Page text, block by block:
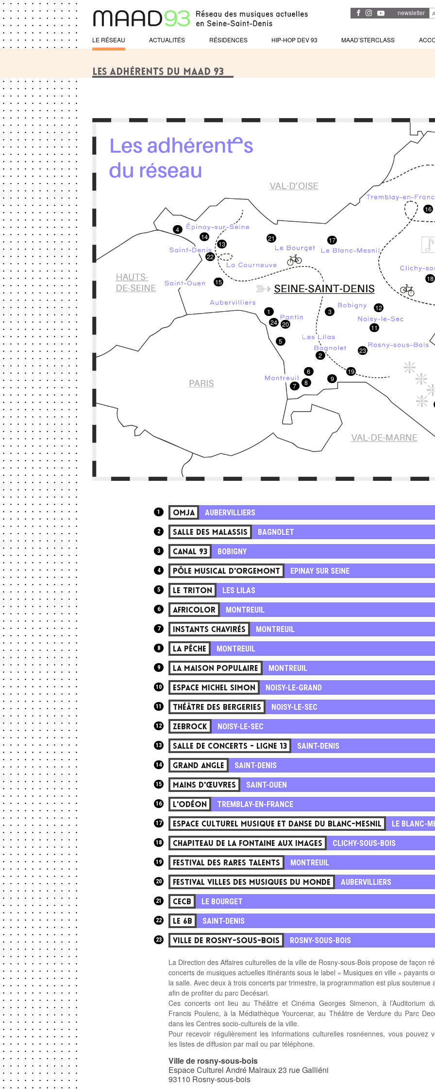
newsletter
LE RÉSEAU ACTUALITÉS RÉSIDENCES HIP-HOP DEV 93 MAAD’STERCLASS
LES ADHÉRENTS DU MAAD 93
1
2
3
4
5
6
7
8 9
11
12
13
14
15
16
17
18
19
20
21
22
23
24
1 OMJA AUBERVILLIERS
2 SALLE DES MALASSIS BAGNOLET
3 CANAL 93 BOBIGNY
4 PÔLE MUSICAL D'ORGEMONT EPINAY SUR SEINE
5 LE TRITON LES LILAS
6 AFRICOLOR MONTREUIL
7 INSTANTS CHAVIRÉS MONTREUIL
8 LA PÊCHE MONTREUIL
9 LA MAISON POPULAIRE MONTREUIL
10 ESPACE MICHEL SIMON NOISY-LE-GRAND
11 THÉÂTRE DES BERGERIES NOISY-LE-SEC
12 ZEBROCK NOISY-LE-SEC
13 SALLE DE CONCERTS - LIGNE 13 SAINT-DENIS
14 GRAND ANGLE SAINT-DENIS
15 MAINS D'ŒUVRES SAINT-OUEN
16 L'ODÉON TREMBLAY-EN-FRANCE
17 ESPACE CULTUREL MUSIQUE ET DANSE DU BLANC-MESNIL LE BLANC-
18 CHAPITEAU DE LA FONTAINE AUX IMAGES CLICHY-SOUS-BOIS
19 FESTIVAL DES RARES TALENTS MONTREUIL
20 FESTIVAL VILLES DES MUSIQUES DU MONDE AUBERVILLIERS
21 CECB LE BOURGET
22 LE 6B SAINT-DENIS
23 VILLE DE ROSNY-SOUS-BOIS ROSNY-SOUS-BOIS
La Direction des Affaires culturelles de la ville de Rosny-sous-Bois propose de façon
concerts de musiques actuelles itinérants sous le label « Musiques en ville » payants
la salle. Avec deux à trois concerts par trimestre, la programmation est plus soutenue
afin de profiter du parc Decésari.
Ces concerts ont lieu au Théâtre et Cinéma Georges Simenon, à l’Auditorium
Francis Poulenc, à la Médiathèque Yourcenar, au Théâtre de Verdure du Parc
dans les Centres socio-culturels de la ville.
Pour recevoir régulièrement les informations culturelles rosnéennes, vous pouvez
les listes de diffusion par mail ou par téléphone.
Ville de rosny-sous-bois
Espace Culturel André Malraux 23 rue Galliéni
93110 Rosny-sous-bois